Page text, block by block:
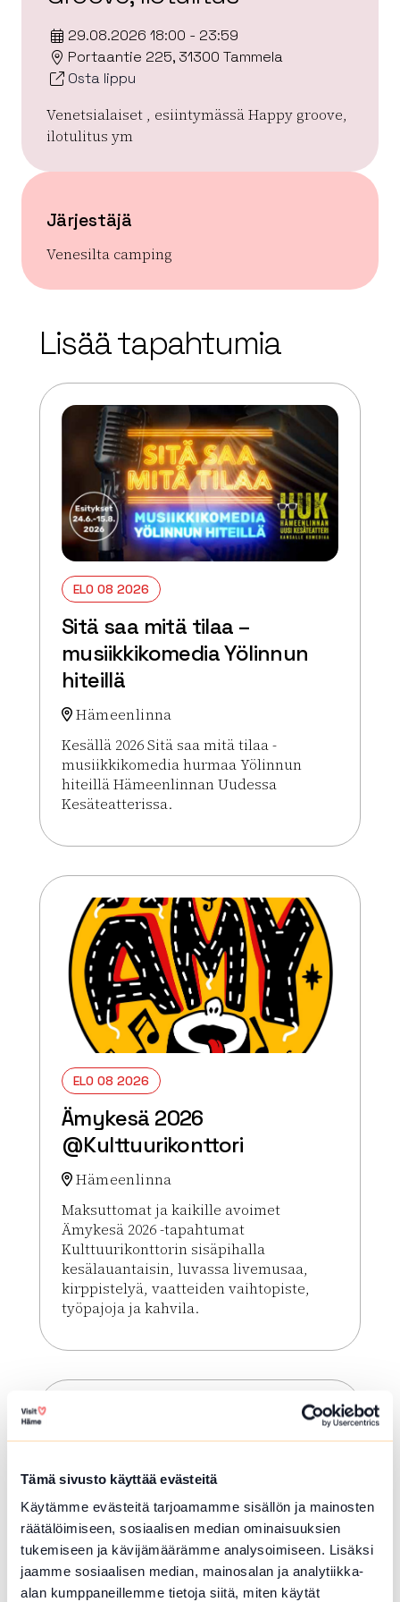
Tämä sivusto käyttää evästeitä
Käytämme evästeitä tarjoamamme sisällön ja mainosten
räätälöimiseen, sosiaalisen median ominaisuuksien
tukemiseen ja kävijämäärämme analysoimiseen. Lisäksi
jaamme sosiaalisen median, mainosalan ja analytiikka-
alan kumppaneillemme tietoja siitä, miten käytät
29.08.2026 18:00 - 23:59
Portaantie 225, 31300 Tammela
Osta lippu
Venetsialaiset , esiintymässä Happy groove,
ilotulitus ym
Järjestäjä
Venesilta camping
OpenStreetMap
Lisää tapahtumia
ELO 08 2026
Sitä saa mitä tilaa –
musiikkikomedia Yölinnun
hiteillä
Hämeenlinna
Kesällä 2026 Sitä saa mitä tilaa -
musiikkikomedia hurmaa Yölinnun
hiteillä Hämeenlinnan Uudessa
Kesäteatterissa.
Lue lisää tapahtumasta Sitä saa mitä tilaa –
ELO 08 2026
Ämykesä 2026
@Kulttuurikonttori
Hämeenlinna
Maksuttomat ja kaikille avoimet
Ämykesä 2026 -tapahtumat
Kulttuurikonttorin sisäpihalla
kesälauantaisin, luvassa livemusaa,
kirppistelyä, vaatteiden vaihtopiste,
työpajoja ja kahvila.
Lue lisää tapahtumasta Ämykesä 2026
ELO 08 2026